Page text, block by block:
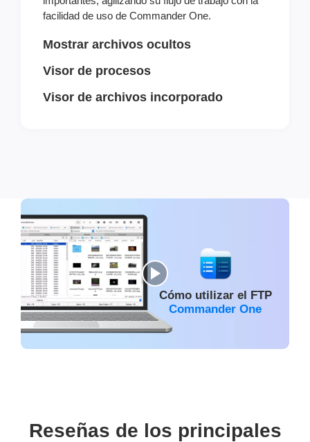
facilidad de uso de Commander One.
Mostrar archivos ocultos
Visor de procesos
Visor de archivos incorporado
Cómo utilizar el FTP
Commander One
Reseñas de los principales